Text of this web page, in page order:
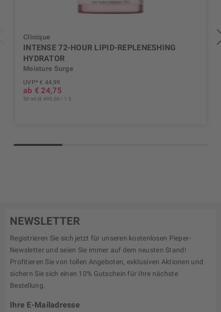
Clinique
INTENSE 72-HOUR LIPID-REPLENESHING
HYDRATOR
Moisture Surge
UVP* € 44,99
ab € 24,75
50 ml (€ 495,00 / 1 l)
NEWSLETTER
Registrieren Sie sich jetzt für unseren kostenlosen Pieper-
Newsletter und seien Sie immer auf dem neusten Stand!
Profitieren Sie von tollen Angeboten, exklusiven Aktionen und
sichern Sie sich einen 10% Gutschein für Ihre nächste
Bestellung.
Ihre E-Mailadresse